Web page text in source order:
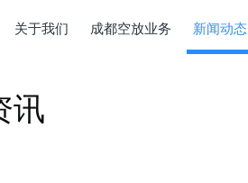
关于我们 成都空放业务 新闻动态
讯